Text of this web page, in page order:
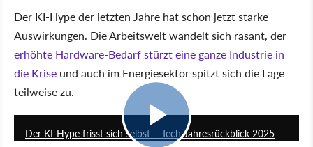
Der KI-Hype der letzten Jahre hat schon jetzt starke
Auswirkungen. Die Arbeitswelt wandelt sich rasant, der
erhöhte Hardware-Bedarf stürzt eine ganze Industrie in
die Krise und auch im Energiesektor spitzt sich die Lage
teilweise zu.
Der KI-Hype frisst sich selbst – Tech-Jahresrückblick 2025